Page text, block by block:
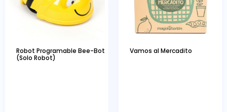
Robot Programable Bee-Bot
(Solo Robot)
Vamos al Mercadito